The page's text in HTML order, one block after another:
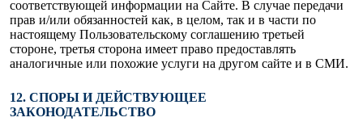
соответствующей информации на Сайте. В случае передачи
прав и/или обязанностей как, в целом, так и в части по
настоящему Пользовательскому соглашению третьей
стороне, третья сторона имеет право предоставлять
аналогичные или похожие услуги на другом сайте и в СМИ.
12. СПОРЫ И ДЕЙСТВУЮЩЕЕ
ЗАКОНОДАТЕЛЬСТВО